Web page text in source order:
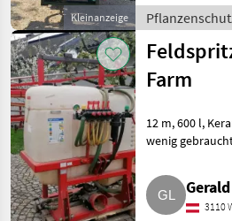
Kleinanzeige
1.000 l,
Feldspritzen
Farm
12 m, 600 l, Keramikdüsen, sehr
wenig gebraucht, gut
3110